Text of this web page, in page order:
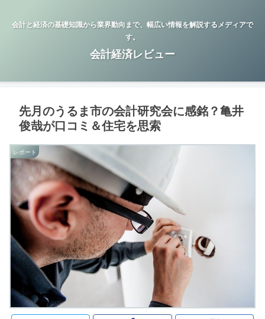
会計と経済の基礎知識から業界動向まで、幅広い情報を解説するメディアで
す。
会計経済レビュー
先月のうるま市の会計研究会に感銘？亀井
俊哉が口コミ＆住宅を思索
レポート